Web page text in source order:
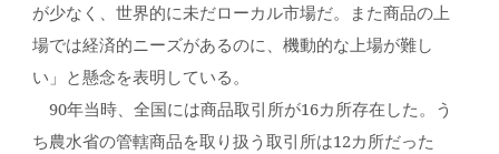
が少なく、世界的に未だローカル市場だ。また商品の上
場では経済的ニーズがあるのに、機動的な上場が難し
い」と懸念を表明している。
90年当時、全国には商品取引所が16カ所存在した。う
ち農水省の管轄商品を取り扱う取引所は12カ所だった